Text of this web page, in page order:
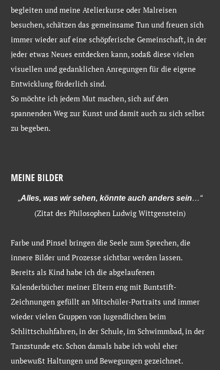
begleiten und meine Atelierkurse oder Malreisen
besuchen, schätzen das gemeinsame Tun und freuen sich
immer wieder auf eine schöpferische Gemeinschaft, in der
jeder etwas Neues entdecken kann, sodaß diese vielen
visuellen und gedanklichen Anregungen für die eigene
Entwicklung förderlich sind.
So möchte ich jedem Mut machen, sich auf den
spannenden Weg zur Kunst und damit auch zu sich selbst
zu begeben.
MEINE BILDER
„Alles, was wir sehen, könnte auch anders sein…“
(Zitat des Philosophen Ludwig Wittgenstein)
Farbe und Pinsel bringen die Seele zum Sprechen, die
innere Bilder und Prozesse sichtbar werden lassen.
Bereits als Kind habe ich die abgelaufenen
Kalenderbücher meiner Eltern eng mit Buntstift-
Zeichnungen gefüllt an Mitschüler-Portraits und immer
wieder vielen Gruppen von Jugendlichen beim
Schlittschuhfahren, in der Schule, im Schwimmbad, in der
Tanzstunde etc. Schon damals habe ich wohl eher
unbewußt Haltungen und Bewegungen gezeichnet.